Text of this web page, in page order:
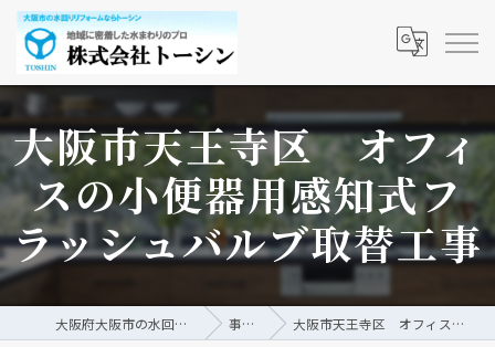
大阪市天王寺区 オフィ
スの小便器用感知式フ
ラッシュバルブ取替工事
大阪府大阪市の水回りリフォームなら株式会社トーシン 事例/ブログ 大阪市天王寺区 オフィスの小便器用感知式フラッシュバルブ取替工事